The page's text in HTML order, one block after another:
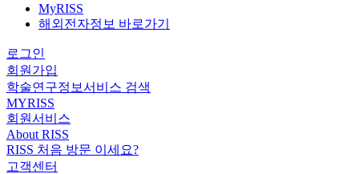
MyRISS
해외전자정보 바로가기
로그인
회원가입
학술연구정보서비스 검색
MYRISS
회원서비스
About RISS
RISS 처음 방문 이세요?
고객센터